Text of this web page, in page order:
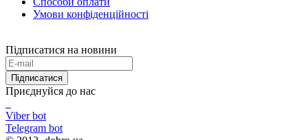
Умови конфіденційності
Підписатися на новини
Підписатися
Приєднуйся до нас
Viber bot
Telegram bot